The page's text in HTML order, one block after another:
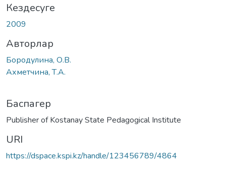
Кездесуге
2009
Авторлар
Бородулина, О.В.
Ахметчина, Т.А.
Баспагер
Publisher of Kostanay State Pedagogical Institute
URI
https://dspace.kspi.kz/handle/123456789/4864